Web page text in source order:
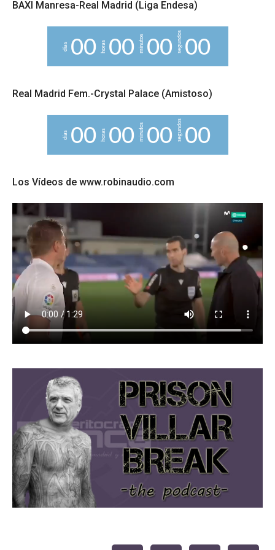
BAXI Manresa-Real Madrid (Liga Endesa)
días 00 horas 00 minutos 00segundos00
Real Madrid Fem.-Crystal Palace (Amistoso)
días 00 horas 00 minutos 00segundos00
Los Vídeos de www.robinaudio.com